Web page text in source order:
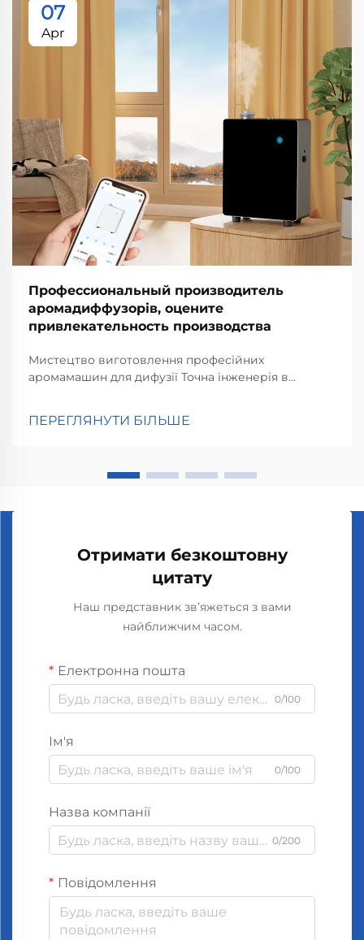
07
Apr
Профессиональный производитель
аромадиффузорів, оцените
привлекательность производства
Мистецтво виготовлення професійних
аромамашин для дифузії Точна інженерія в
якісних систем аромадифузії, щоб забезпечити
ПЕРЕГЛЯНУТИ БІЛЬШЕ
Отримати безкоштовну
цитату
Наш представник зв’яжеться з вами
найближчим часом.
Електронна пошта
0/100
Ім'я
0/100
Назва компанії
0/200
Повідомлення